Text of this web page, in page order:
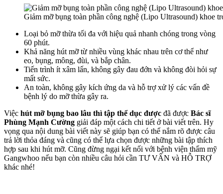
Giảm mỡ bụng toàn phần công nghệ (Lipo Ultrasound) khoe
Loại bỏ mỡ thừa tối đa với hiệu quả nhanh chóng trong vòng
60 phút.
Khả năng hút mỡ từ nhiều vùng khác nhau trên cơ thể như
eo, bụng, mông, đùi, và bắp chân.
Tiến trình ít xâm lấn, không gây đau đớn và không đòi hỏi sự
mất sức.
An toàn, không gây kích ứng da và hỗ trợ xử lý các vấn đề
bệnh lý do mỡ thừa gây ra.
Việc hút mỡ bụng bao lâu thì tập thể dục được đã được Bác sĩ
Phùng Mạnh Cường giải đáp một cách chi tiết ở bài viết trên. Hy
vọng qua nội dung bài viết này sẽ giúp bạn có thể nắm rõ được câu
trả lời thỏa đáng và cũng có thể lựa chọn được những bài tập thích
hợp sau khi hút mỡ. Cũng đừng ngại kết nối với bệnh viện thẩm mỹ
Gangwhoo nếu bạn còn nhiều câu hỏi cần TƯ VẤN và HỖ TRỢ
khác nhé!